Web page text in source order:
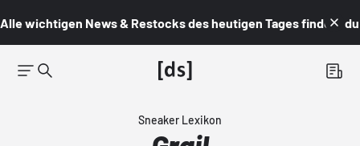
Alle wichtigen News & Restocks des heutigen Tages findest du
Sneaker Lexikon